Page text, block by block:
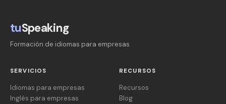
tuSpeaking
Formación de idiomas para empresas
SERVICIOS
Idiomas para empresas
Inglés para empresas
RECURSOS
Recursos
Blog